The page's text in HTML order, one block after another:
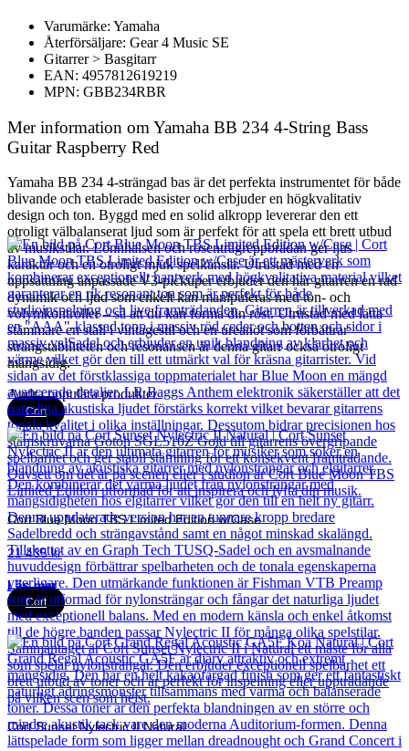
Varumärke: Yamaha
Återförsäljare: Gear 4 Music SE
Gitarrer > Basgitarr
EAN: 4957812619219
MPN: GBB234RBR
Mer information om Yamaha BB 234 4-String Bass
Guitar Raspberry Red
Yamaha BB 234 4-strängad bas är det perfekta instrumentet för både
blivande och etablerade basister och erbjuder en högkvalitativ
design och ton. Byggd med en solid alkropp levererar den ett
otroligt välbalanserat ljud som är perfekt för att spela ett brett utbud
av musikstilar. Lönnhalsen och rosenträgreppbrädan ger ljus
karaktär och en otroligt mjuk spelkänsla. Utrustad med en
uppsättning anpassade V3-pickuper erbjuder den här gitarren en rad
dynamik och ljud som enkelt kan manipuleras med ton- och
volymkontroller – så att du kan forma din röst. Utrustad med lätta
stämmare en stall i vintagestil och en ureanöt som förbättrar
strängstabiliteten och resonansen är denna gitarr också otroligt
mångsidig.
Andra populära produkter
Cort
Cort Blue Moon TBS Limited Edition w/Case
21 435kr
Läs mer
Cort
Cort Sunset Nylectric II Natural